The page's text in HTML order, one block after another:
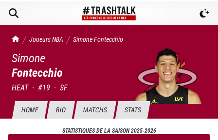
TrashTalk Actu NBA
Joueurs NBA SimoneFontecchio
Simone
Fontecchio
HEAT · #19 · SF
HOME BIO MATCHS STATS
STATISTIQUES DE LA SAISON2025-2026